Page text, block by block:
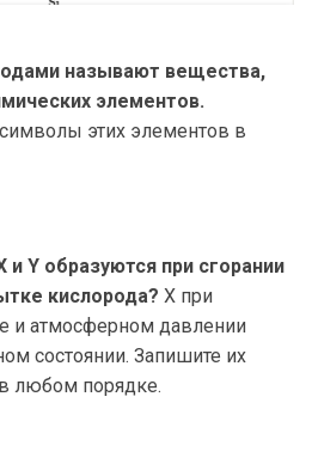
называют вещества,
элементов.
этих элементов в
Y образуются при сгорании
кислорода? X при
и атмосферном давлении
состоянии. Запишите их
любом порядке.